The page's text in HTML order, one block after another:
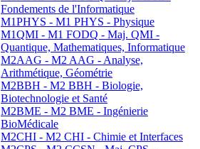
Fondements de l'Informatique
M1PHYS - M1 PHYS - Physique
M1QMI - M1 FODQ - Maj. QMI -
Quantique, Mathematiques, Informatique
M2AAG - M2 AAG - Analyse,
Arithmétique, Géométrie
M2BBH - M2 BBH - Biologie,
Biotechnologie et Santé
M2BME - M2 BME - Ingénierie
BioMédicale
M2CHI - M2 CHI - Chimie et Interfaces